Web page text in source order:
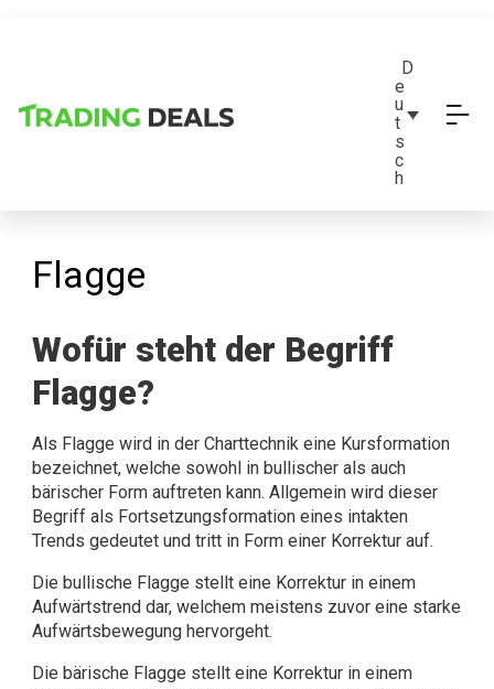
D
e
u
t
s
c
h
Flagge
Wofür steht der Begriff
Flagge?
Als Flagge wird in der Charttechnik eine Kursformation
bezeichnet, welche sowohl in bullischer als auch
bärischer Form auftreten kann. Allgemein wird dieser
Begriff als Fortsetzungsformation eines intakten
Trends gedeutet und tritt in Form einer Korrektur auf.
Die bullische Flagge stellt eine Korrektur in einem
Aufwärtstrend dar, welchem meistens zuvor eine starke
Aufwärtsbewegung hervorgeht.
Die bärische Flagge stellt eine Korrektur in einem